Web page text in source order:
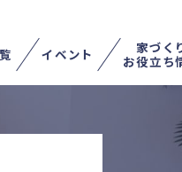
イベント
家づく
お役立ち